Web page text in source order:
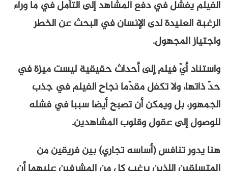
الفيلم يفشل في دفع المشاهد إلى التأمل في ما وراء
الرغبة العنيدة لدى الإنسان في البحث عن الخطر
واجتياز المجهول.
واستناد أيّ فيلم إلى أحداث حقيقية ليست ميزة في
حدّ ذاتها، ولا تكفل مقدّما نجاح الفيلم في جذب
الجمهور، بل ويمكن أن تصبح أيضا سببا في فشله
للوصول إلى عقول وقلوب المشاهدين.
هنا يدور تنافس (أساسه تجاري) بين فريقين من